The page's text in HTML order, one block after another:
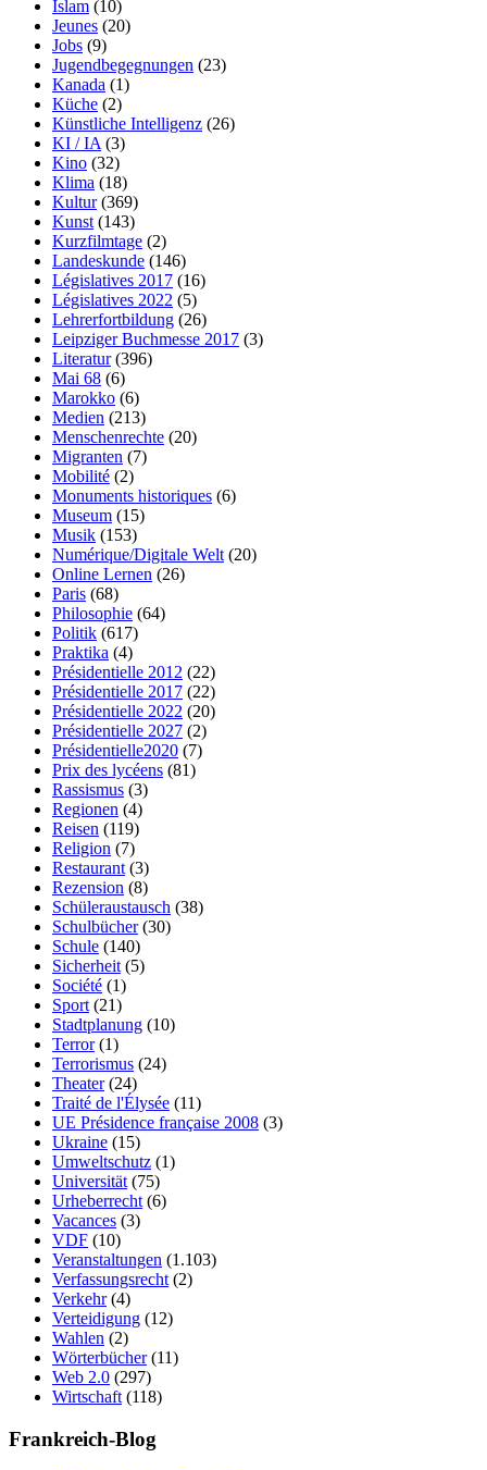
Islam (10)
Jeunes (20)
Jobs (9)
Jugendbegegnungen (23)
Kanada (1)
Küche (2)
Künstliche Intelligenz (26)
KI / IA(3)
Kino (32)
Klima (18)
Kultur(369)
Kunst(143)
Kurzfilmtage (2)
Landeskunde (146)
Législatives 2017 (16)
Législatives 2022 (5)
Lehrerfortbildung (26)
Leipziger Buchmesse 2017 (3)
Literatur(396)
Mai 68 (6)
Marokko (6)
Medien (213)
Menschenrechte (20)
Migranten (7)
Mobilité (2)
Monuments historiques (6)
Museum (15)
Musik (153)
Numérique/Digitale Welt(20)
Online Lernen (26)
Paris (68)
Philosophie (64)
Politik (617)
Praktika (4)
Présidentielle 2012 (22)
Présidentielle 2017 (22)
Présidentielle 2022 (20)
Présidentielle 2027 (2)
Présidentielle2020 (7)
Prix des lycéens (81)
Rassismus (3)
Regionen (4)
Reisen (119)
Religion (7)
Restaurant(3)
Rezension (8)
Schüleraustausch (38)
Schulbücher(30)
Schule (140)
Sicherheit(5)
Société (1)
Sport(21)
Stadtplanung (10)
Terror(1)
Terrorismus (24)
Theater(24)
Traité de l'Élysée (11)
UE Présidence française 2008 (3)
Ukraine (15)
Umweltschutz (1)
Universität(75)
Urheberrecht(6)
Vacances (3)
VDF (10)
Veranstaltungen (1.103)
Verfassungsrecht(2)
Verkehr(4)
Verteidigung (12)
Wahlen (2)
Wörterbücher(11)
Web 2.0 (297)
Wirtschaft(118)
Frankreich-Blog